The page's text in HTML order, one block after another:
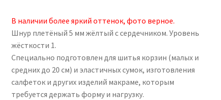
пользовател
ей
306,00₽
1207,00₽
В наличии более яркий оттенок, фото верное.
Шнур плетёный 5 мм жёлтый с сердечником. Уровень
жёсткости 1.
Специально подготовлен для шитья корзин (малых и
средних до 20 см) и эластичных сумок, изготовления
салфеток и других изделий макраме, которым
требуется держать форму и нагрузку.